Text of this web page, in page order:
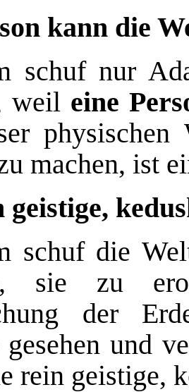
kann die
schuf nur
weil eine
machen, ist
geistige,
schuf die
sie zu
der
und
rein geistige,